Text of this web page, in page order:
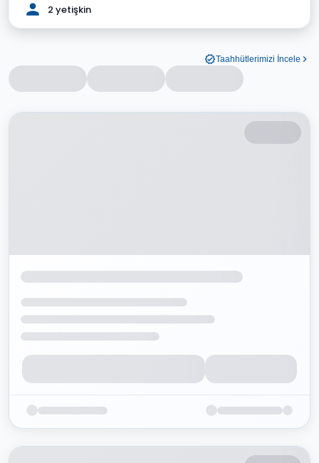
2 yetişkin
Taahhütlerimizi İncele